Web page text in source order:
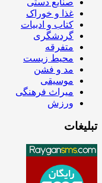
صنایع دستی
غذا و خوراک
کتاب و ادبیات
گردشگری
متفرقه
محیط زیست
مد و فشن
موسیقی
میراث فرهنگی
ورزش
تبلیغات